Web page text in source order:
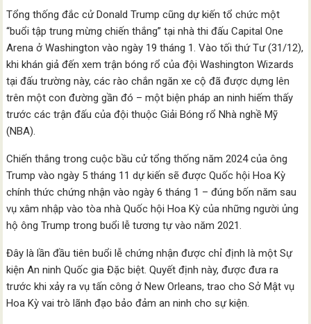
Tổng thống đắc cử Donald Trump cũng dự kiến tổ chức một
“buổi tập trung mừng chiến thắng” tại nhà thi đấu Capital One
Arena ở Washington vào ngày 19 tháng 1. Vào tối thứ Tư (31/12),
khi khán giả đến xem trận bóng rổ của đội Washington Wizards
tại đấu trường này, các rào chắn ngăn xe cộ đã được dựng lên
trên một con đường gần đó – một biện pháp an ninh hiếm thấy
trước các trận đấu của đội thuộc Giải Bóng rổ Nhà nghề Mỹ
(NBA).
Chiến thắng trong cuộc bầu cử tổng thống năm 2024 của ông
Trump vào ngày 5 tháng 11 dự kiến sẽ được Quốc hội Hoa Kỳ
chính thức chứng nhận vào ngày 6 tháng 1 – đúng bốn năm sau
vụ xâm nhập vào tòa nhà Quốc hội Hoa Kỳ của những người ủng
hộ ông Trump trong buổi lễ tương tự vào năm 2021.
Đây là lần đầu tiên buổi lễ chứng nhận được chỉ định là một Sự
kiện An ninh Quốc gia Đặc biệt. Quyết định này, được đưa ra
trước khi xảy ra vụ tấn công ở New Orleans, trao cho Sở Mật vụ
Hoa Kỳ vai trò lãnh đạo bảo đảm an ninh cho sự kiện.